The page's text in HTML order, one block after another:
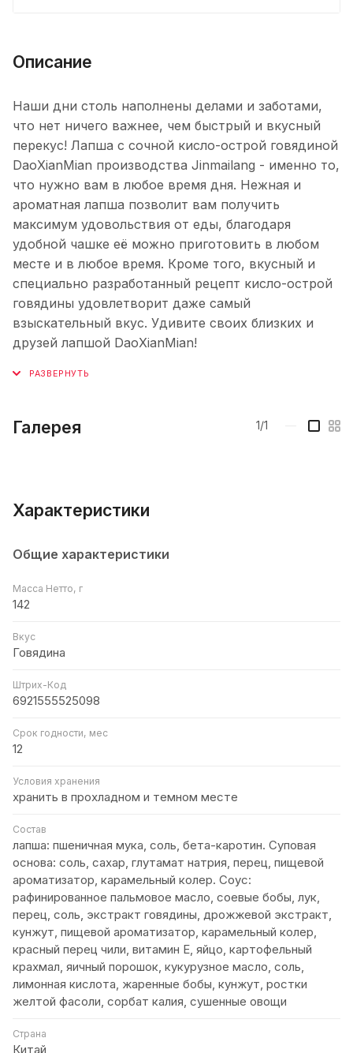
Описание
Наши дни столь наполнены делами и заботами,
что нет ничего важнее, чем быстрый и вкусный
перекус! Лапша с сочной кисло-острой говядиной
DaoXianMian производства Jinmailang - именно то,
что нужно вам в любое время дня. Нежная и
ароматная лапша позволит вам получить
максимум удовольствия от еды, благодаря
удобной чашке её можно приготовить в любом
месте и в любое время. Кроме того, вкусный и
специально разработанный рецепт кисло-острой
говядины удовлетворит даже самый
взыскательный вкус. Удивите своих близких и
друзей лапшой DaoXianMian!
Галерея 1/1
Характеристики
Общие характеристики
Масса Нетто, г
142
Вкус
Говядина
Штрих-Код
6921555525098
Срок годности, мес
12
Условия хранения
хранить в прохладном и темном месте
Состав
лапша: пшеничная мука, соль, бета-каротин. Суповая
основа: соль, сахар, глутамат натрия, перец, пищевой
ароматизатор, карамельный колер. Соус:
рафинированное пальмовое масло, соевые бобы, лук,
перец, соль, экстракт говядины, дрожжевой экстракт,
кунжут, пищевой ароматизатор, карамельный колер,
красный перец чили, витамин Е, яйцо, картофельный
крахмал, яичный порошок, кукурузное масло, соль,
лимонная кислота, жаренные бобы, кунжут, ростки
желтой фасоли, сорбат калия, сушенные овощи
Страна
Китай